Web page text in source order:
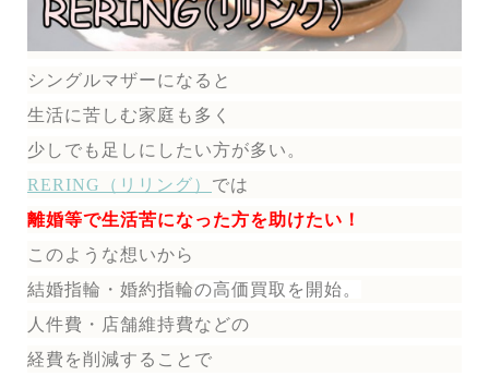
シングルマザーになると
生活に苦しむ家庭も多く
少しでも足しにしたい方が多い。
RERING（リリング） では
離婚等で生活苦になった方を助けたい！
このような想いから
結婚指輪・婚約指輪の高価買取を開始。
人件費・店舗維持費などの
経費を削減することで